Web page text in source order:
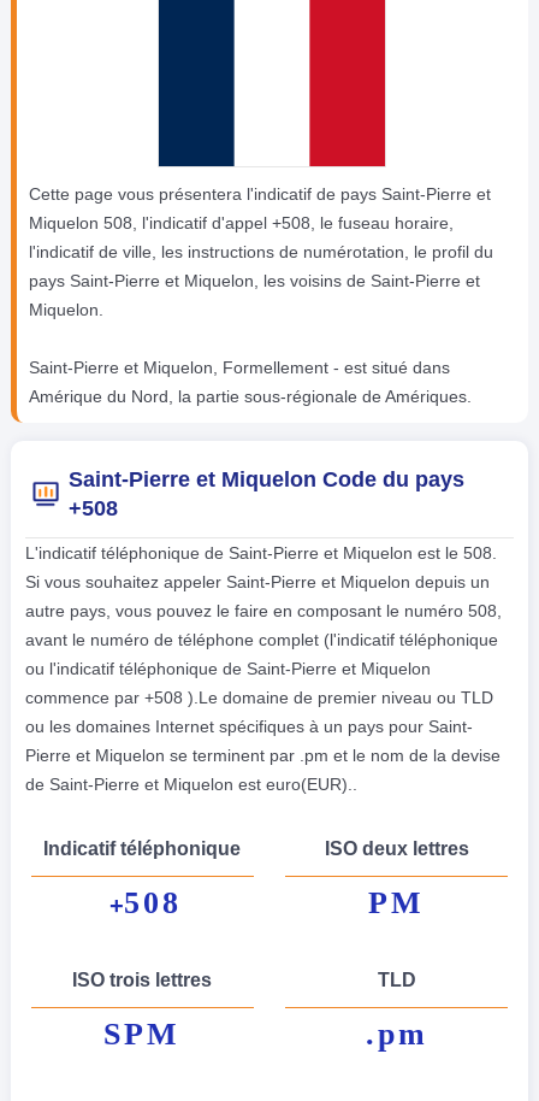
Cette page vous présentera l'indicatif de pays Saint-Pierre et
Miquelon 508, l'indicatif d'appel +508, le fuseau horaire,
l'indicatif de ville, les instructions de numérotation, le profil du
pays Saint-Pierre et Miquelon, les voisins de Saint-Pierre et
Miquelon.
Saint-Pierre et Miquelon, Formellement - est situé dans
Amérique du Nord, la partie sous-régionale de Amériques.
Saint-Pierre et Miquelon Code du pays
+508
L'indicatif téléphonique de Saint-Pierre et Miquelon est le 508.
Si vous souhaitez appeler Saint-Pierre et Miquelon depuis un
autre pays, vous pouvez le faire en composant le numéro 508,
avant le numéro de téléphone complet (l'indicatif téléphonique
ou l'indicatif téléphonique de Saint-Pierre et Miquelon
commence par +508 ).Le domaine de premier niveau ou TLD
ou les domaines Internet spécifiques à un pays pour Saint-
Pierre et Miquelon se terminent par .pm et le nom de la devise
de Saint-Pierre et Miquelon est euro(EUR)..
Indicatif téléphonique
+508
ISO deux lettres
PM
ISO trois lettres
SPM
TLD
.pm